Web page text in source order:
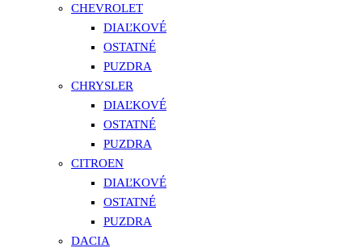
CHEVROLET
DIAĽKOVÉ
OSTATNÉ
PUZDRA
CHRYSLER
DIAĽKOVÉ
OSTATNÉ
PUZDRA
CITROEN
DIAĽKOVÉ
OSTATNÉ
PUZDRA
DACIA